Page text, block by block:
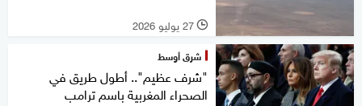
l 27 يوليو 2026
شرق أوسط
"شرف عظيم".. أطول طريق في
الصحراء المغربية باسم ترامب